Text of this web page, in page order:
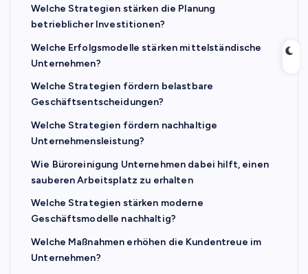
Welche Strategien stärken die Planung
betrieblicher Investitionen?
Welche Erfolgsmodelle stärken mittelständische
Unternehmen?
Welche Strategien fördern belastbare
Geschäftsentscheidungen?
Welche Strategien fördern nachhaltige
Unternehmensleistung?
Wie Büroreinigung Unternehmen dabei hilft, einen
sauberen Arbeitsplatz zu erhalten
Welche Strategien stärken moderne
Geschäftsmodelle nachhaltig?
Welche Maßnahmen erhöhen die Kundentreue im
Unternehmen?